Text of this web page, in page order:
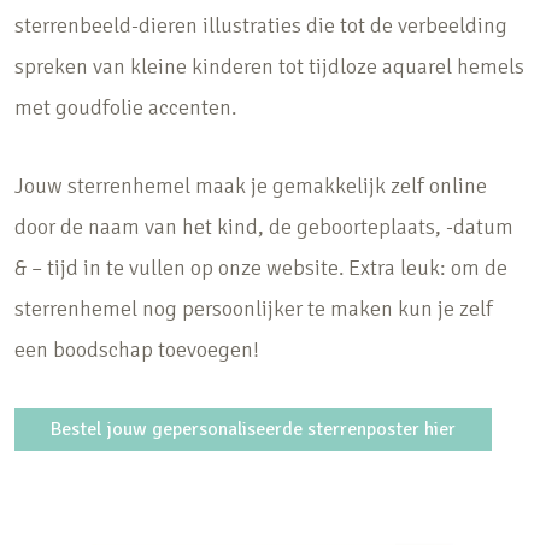
sterrenbeeld-dieren illustraties die tot de verbeelding
spreken van kleine kinderen tot tijdloze aquarel hemels
met goudfolie accenten.
Jouw sterrenhemel maak je gemakkelijk zelf online
door de naam van het kind, de geboorteplaats, -datum
& – tijd in te vullen op onze website. Extra leuk: om de
sterrenhemel nog persoonlijker te maken kun je zelf
een boodschap toevoegen!
Bestel jouw gepersonaliseerde sterrenposter hier